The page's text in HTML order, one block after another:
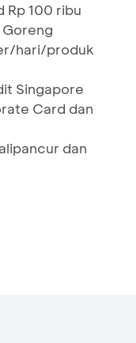
Rp 100 ribu
hari/produk
Singapore
Card dan
dan